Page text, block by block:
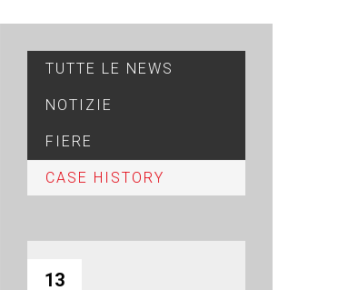
TUTTE LE NEWS
NOTIZIE
FIERE
CASE HISTORY
13